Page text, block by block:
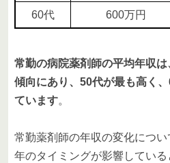
60代 600万円
常勤の病院薬剤師の平均年収
傾向にあり、50代が最も高く
ています。
常勤薬剤師の年収の変化につ
年のタイミングが影響してい